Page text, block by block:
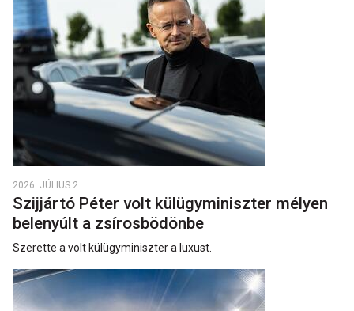
2026. JÚLIUS 2.
Szijjártó Péter volt külügyminiszter mélyen
belenyúlt a zsírosbödönbe
Szerette a volt külügyminiszter a luxust.